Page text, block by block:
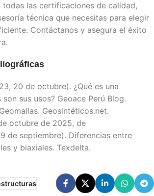
todas las certificaciones de calidad,
técnica que necesitas para elegir
Contáctanos y asegura el éxito
20 de octubre). ¿Qué es una
sus usos? Geoace Perú Blog.
Geosintéticos.net.
octubre de 2025, de
de septiembre). Diferencias entre
y biaxiales. Texdelta.